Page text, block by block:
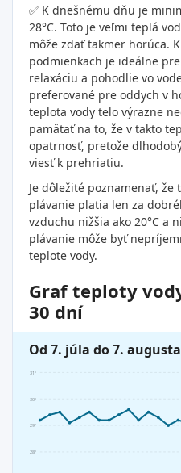
✅ K dnešnému dňu je
28°C. Toto je veľmi teplá
môže zdať takmer horúca.
podmienkach je ideálne
relaxáciu a pohodlie vo
preferované pre oddych v
teplota vody telo výrazne
pamätať na to, že v takto
opatrnosť, pretože
viesť k prehriatiu.
Je dôležité poznamenať,
plávanie platia len za
vzduchu nižšia ako 20°C a
plávanie môže byť
teplote vody.
Graf teploty
30 dní
Od 7. júla do 7. augusta
28°
29°
30°
31°